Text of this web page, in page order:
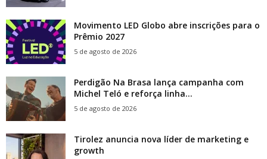
Movimento LED Globo abre inscrições para o
Prêmio 2027
5 de agosto de 2026
Perdigão Na Brasa lança campanha com
Michel Teló e reforça linha...
5 de agosto de 2026
Tirolez anuncia nova líder de marketing e
growth